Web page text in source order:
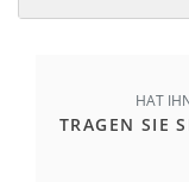
HAT
TRAGEN SIE